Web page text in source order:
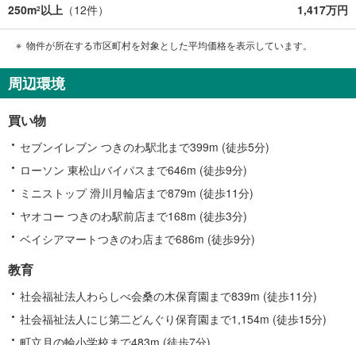
250m2以上 （12件） 1,417万円
物件が所在する市区町村を対象とした平均価格を表示しています。
周辺環境
買い物
セブンイレブン つきのわ駅北まで399m (徒歩5分)
ローソン 東松山バイパスまで646m (徒歩9分)
ミニストップ 滑川月輪店まで879m (徒歩11分)
ヤオコー つきのわ駅前店まで168m (徒歩3分)
ベイシアマートつきのわ店まで686m (徒歩9分)
教育
社会福祉法人わらしべ会桑の木保育園まで839m (徒歩11分)
社会福祉法人にじ第二どんぐり保育園まで1,154m (徒歩15分)
町立月の輪小学校まで483m (徒歩7分)